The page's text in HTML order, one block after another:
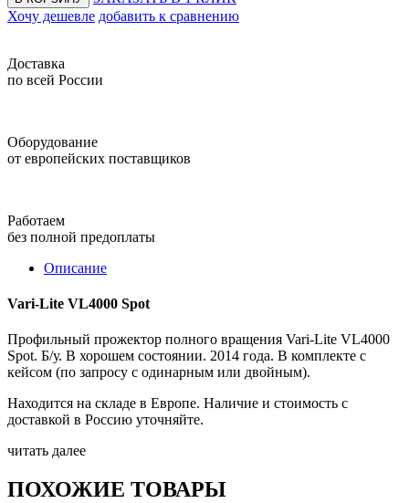
Хочу дешевле добавить к сравнению
Доставка
по всей России
Оборудование
от европейских поставщиков
Работаем
без полной предоплаты
Описание
Vari-Lite VL4000 Spot
Профильный прожектор полного вращения Vari-Lite VL4000
Spot. Б/у. В хорошем состоянии. 2014 года. В комплекте с
кейсом (по запросу с одинарным или двойным).
Находится на складе в Европе. Наличие и стоимость с
доставкой в Россию уточняйте.
читать далее
ПОХОЖИЕ ТОВАРЫ